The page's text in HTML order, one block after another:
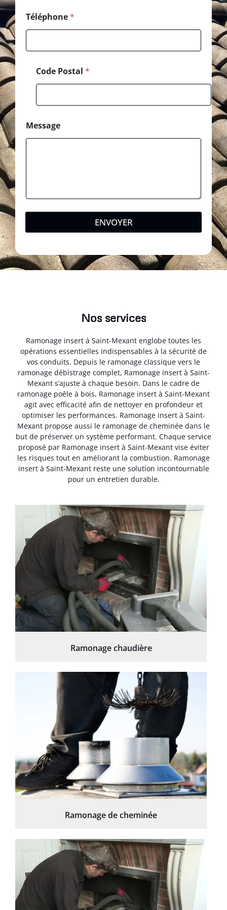
Téléphone*
é
l
é
p
h
o
n
e
Code Postal *
Message
ENVOYER
Nos services
Ramonage insert à Saint-Mexant englobe toutes les
opérations essentielles indispensables à la sécurité de
vos conduits. Depuis le ramonage classique vers le
ramonage débistrage complet, Ramonage insert à Saint-
Mexant s’ajuste à chaque besoin. Dans le cadre de
ramonage poêle à bois, Ramonage insert à Saint-Mexant
agit avec efficacité afin de nettoyer en profondeur et
optimiser les performances. Ramonage insert à Saint-
Mexant propose aussi le ramonage de cheminée dans le
but de préserver un système performant. Chaque service
proposé par Ramonage insert à Saint-Mexant vise éviter
les risques tout en améliorant la combustion. Ramonage
insert à Saint-Mexant reste une solution incontournable
pour un entretien durable.
Ramonage chaudière
Ramonage de cheminée